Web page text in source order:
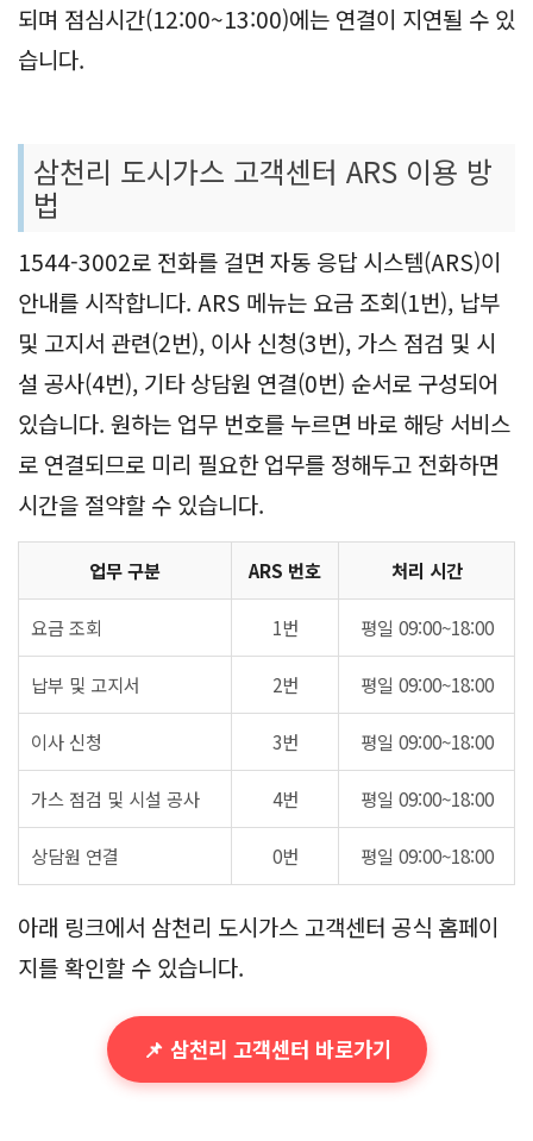
되며 점심시간(12:00~13:00)에는 연결이 지연될 수 있
습니다.
삼천리 도시가스 고객센터 ARS 이용 방
법
1544-3002로 전화를 걸면 자동 응답 시스템(ARS)이
안내를 시작합니다. ARS 메뉴는 요금 조회(1번), 납부
및 고지서 관련(2번), 이사 신청(3번), 가스 점검 및 시
설 공사(4번), 기타 상담원 연결(0번) 순서로 구성되어
있습니다. 원하는 업무 번호를 누르면 바로 해당 서비스
로 연결되므로 미리 필요한 업무를 정해두고 전화하면
시간을 절약할 수 있습니다.
업무 구분 ARS 번호 처리 시간
요금 조회 1번 평일 09:00~18:00
납부 및 고지서 2번 평일 09:00~18:00
이사 신청 3번 평일 09:00~18:00
가스 점검 및 시설 공사 4번 평일 09:00~18:00
상담원 연결 0번 평일 09:00~18:00
아래 링크에서 삼천리 도시가스 고객센터 공식 홈페이
지를 확인할 수 있습니다.
📌 삼천리 고객센터 바로가기